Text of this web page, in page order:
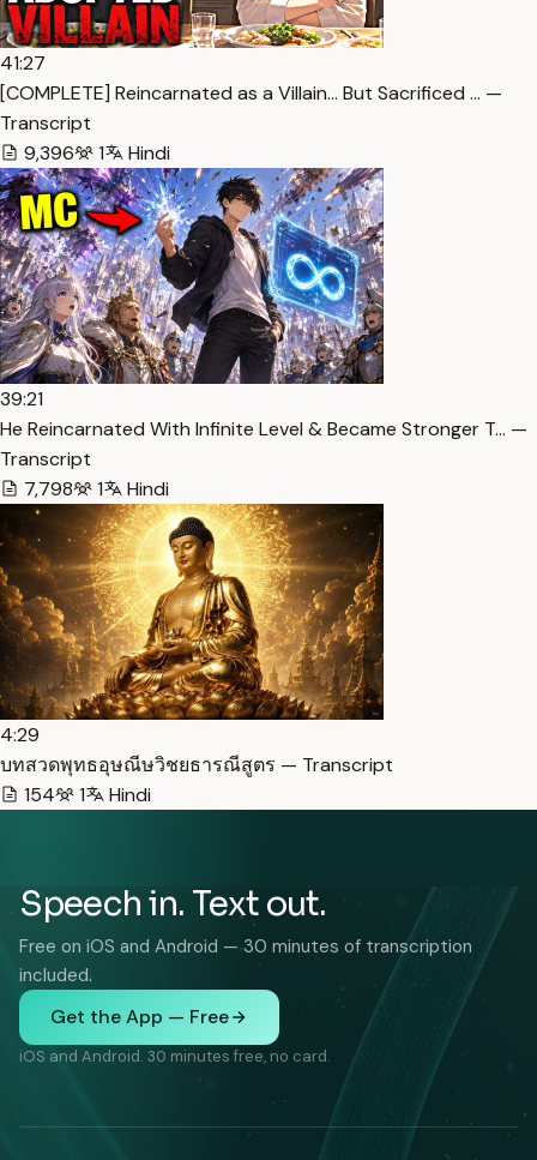
41:27
[COMPLETE] Reincarnated as a Villain… But Sacrificed … —
Transcript
9,396
1 Hindi
39:21
He Reincarnated With Infinite Level & Became Stronger T… —
Transcript
7,798
1 Hindi
4:29
บทสวดพุทธอุษณีษวิชยธารณีสูตร — Transcript
154
1 Hindi
Speech in. Text out.
Free on iOS and Android — 30 minutes of transcription
included.
Get the App — Free
iOS and Android. 30 minutes free, no card.